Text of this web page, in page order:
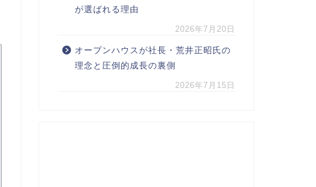
が選ばれる理由
2026年7月20日
オープンハウスが社長・荒井正昭氏の
理念と圧倒的成長の裏側
2026年7月15日